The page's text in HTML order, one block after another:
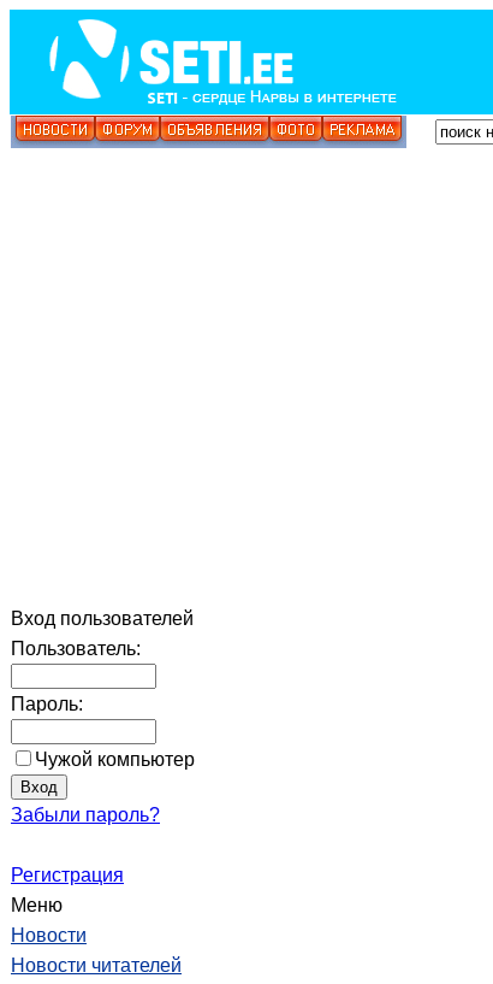
Вход пользователей
Пользователь:
Пароль:
Чужой компьютер
Забыли пароль?
Регистрация
Меню
Новости
Новости читателей